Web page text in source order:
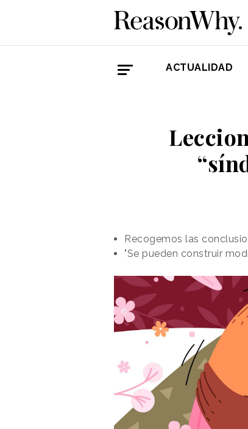
ACTUALIDAD
Recogemos las
"Se pueden construir